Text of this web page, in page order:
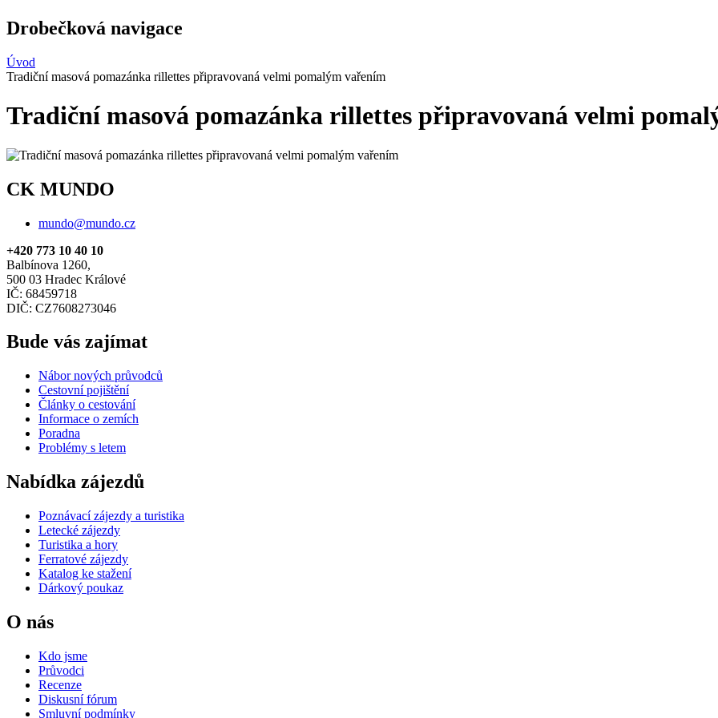
Drobečková navigace
Úvod
Tradiční masová pomazánka rillettes připravovaná velmi pomalým vařením
Tradiční masová pomazánka rillettes připravovaná velmi
CK MUNDO
mundo@mundo.cz
+420 773 10 40 10
Balbínova 1260,
500 03 Hradec Králové
IČ: 68459718
DIČ: CZ7608273046
Bude vás zajímat
Nábor nových průvodců
Cestovní pojištění
Články o cestování
Informace o zemích
Poradna
Problémy s letem
Nabídka zájezdů
Poznávací zájezdy a turistika
Letecké zájezdy
Turistika a hory
Ferratové zájezdy
Katalog ke stažení
Dárkový poukaz
O nás
Kdo jsme
Průvodci
Recenze
Diskusní fórum
Smluvní podmínky